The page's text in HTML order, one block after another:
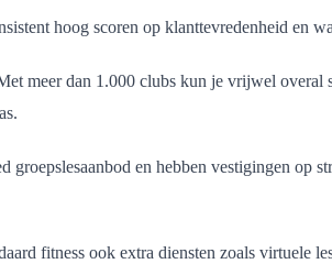
hoog scoren op klanttevredenheid en
meer dan 1.000 clubs kun je vrijwel overal
en hebben vestigingen op
fitness ook extra diensten zoals virtuele